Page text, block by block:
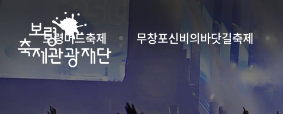
보령머드축제 무창포신비의바닷길축제